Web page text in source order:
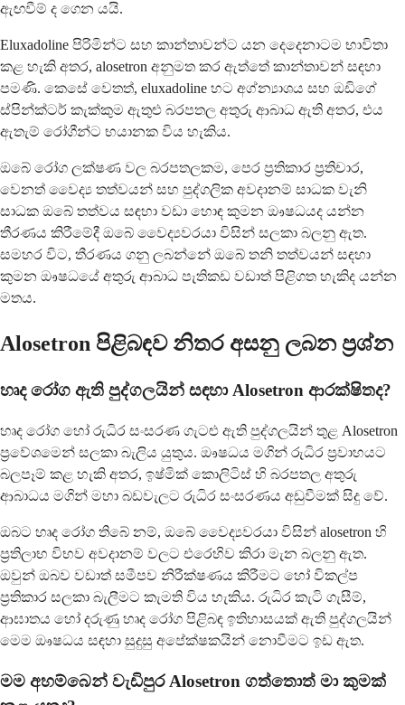
ඇඟවීම් ද ගෙන යයි.
Eluxadoline පිරිමින්ට සහ කාන්තාවන්ට යන දෙදෙනාටම භාවිතා
කළ හැකි අතර, alosetron අනුමත කර ඇත්තේ කාන්තාවන් සඳහා
පමණි. කෙසේ වෙතත්, eluxadoline හට අග්න්‍යාශය සහ ඔඩිගේ
ස්පින්ක්ටර් කැක්කුම ඇතුළු බරපතල අතුරු ආබාධ ඇති අතර, එය
ඇතැම් රෝගීන්ට භයානක විය හැකිය.
ඔබේ රෝග ලක්ෂණ වල බරපතලකම, පෙර ප්‍රතිකාර ප්‍රතිචාර,
වෙනත් වෛද්‍ය තත්වයන් සහ පුද්ගලික අවදානම් සාධක වැනි
සාධක ඔබේ තත්වය සඳහා වඩා හොඳ කුමන ඖෂධයද යන්න
තීරණය කිරීමේදී ඔබේ වෛද්‍යවරයා විසින් සලකා බලනු ඇත.
සමහර විට, තීරණය ගනු ලබන්නේ ඔබේ තනි තත්වයන් සඳහා
කුමන ඖෂධයේ අතුරු ආබාධ පැතිකඩ වඩාත් පිළිගත හැකිද යන්න
මතය.
Alosetron පිළිබඳව නිතර අසනු ලබන ප්‍රශ්න
හෘද රෝග ඇති පුද්ගලයින් සඳහා Alosetron ආරක්ෂිතද?
හෘද රෝග හෝ රුධිර සංසරණ ගැටළු ඇති පුද්ගලයින් තුළ Alosetron
ප්‍රවේශමෙන් සලකා බැලිය යුතුය. ඖෂධය මගින් රුධිර ප්‍රවාහයට
බලපෑම් කළ හැකි අතර, ඉෂ්මික් කොලිටිස් හි බරපතල අතුරු
ආබාධය මගින් මහා බඩවැලට රුධිර සංසරණය අඩුවීමක් සිදු වේ.
ඔබට හෘද රෝග තිබේ නම්, ඔබේ වෛද්‍යවරයා විසින් alosetron හි
ප්‍රතිලාභ විභව අවදානම් වලට එරෙහිව කිරා මැන බලනු ඇත.
ඔවුන් ඔබව වඩාත් සමීපව නිරීක්ෂණය කිරීමට හෝ විකල්ප
ප්‍රතිකාර සලකා බැලීමට කැමති විය හැකිය. රුධිර කැටි ගැසීම්,
ආඝාතය හෝ දරුණු හෘද රෝග පිළිබඳ ඉතිහාසයක් ඇති පුද්ගලයින්
මෙම ඖෂධය සඳහා සුදුසු අපේක්ෂකයින් නොවීමට ඉඩ ඇත.
මම අහම්බෙන් වැඩිපුර Alosetron ගත්තොත් මා කුමක්